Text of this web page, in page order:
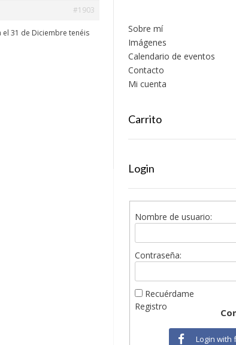
#1903
31 de Diciembre tenéis
Sobre mí
Imágenes
Calendario de eventos
Contacto
Mi cuenta
Carrito
Login
Nombre de usuario:
Contraseña:
Recuérdame
Login with
Registro